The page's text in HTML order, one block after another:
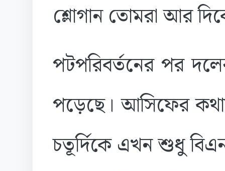
শ্লোগান তোমরা আর
পটপরিবর্তনের পর
পড়েছে। আসিফের
চতূর্দিকে এখন শুধু